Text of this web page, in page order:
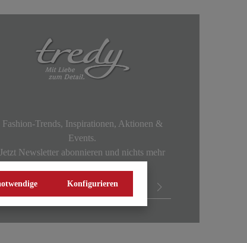
Fashion-Trends, Inspirationen, Aktionen &
Events.
Jetzt Newsletter abonnieren und nichts mehr
Konfigurieren